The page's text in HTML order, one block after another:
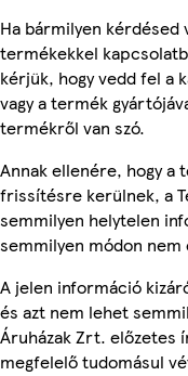
Ha bármilyen kérdésed
termékekkel
kérjük, hogy vedd fel a
vagy a termék
termékről van szó.
Annak ellenére, hogy
frissítésre kerülnek, a
semmilyen helytelen
semmilyen módon
A jelen információ
és azt nem lehet
Áruházak Zrt. előzetes
megfelelő tudomásul